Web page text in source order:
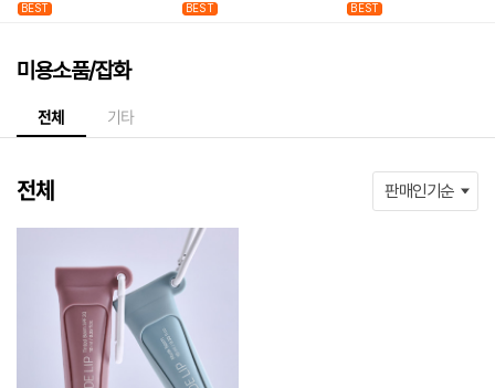
BEST BEST BEST
미용소품/잡화
전체 기타
전체